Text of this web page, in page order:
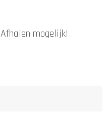
Afhalen mogelijk!